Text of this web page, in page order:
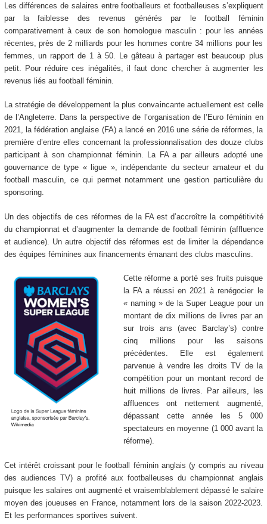
Les différences de salaires entre footballeurs et footballeuses s’expliquent
par la faiblesse des revenus générés par le football féminin
comparativement à ceux de son homologue masculin : pour les années
récentes, près de 2 milliards pour les hommes contre 34 millions pour les
femmes, un rapport de 1 à 50. Le gâteau à partager est beaucoup plus
petit. Pour réduire ces inégalités, il faut donc chercher à augmenter les
revenus liés au football féminin.
La stratégie de développement la plus convaincante actuellement est celle
de l’Angleterre. Dans la perspective de l’organisation de l’Euro féminin en
2021, la fédération anglaise (FA) a lancé en 2016 une série de réformes, la
première d’entre elles concernant la professionnalisation des douze clubs
participant à son championnat féminin. La FA a par ailleurs adopté une
gouvernance de type « ligue », indépendante du secteur amateur et du
football masculin, ce qui permet notamment une gestion particulière du
sponsoring.
Un des objectifs de ces réformes de la FA est d’accroître la compétitivité
du championnat et d’augmenter la demande de football féminin (affluence
et audience). Un autre objectif des réformes est de limiter la dépendance
des équipes féminines aux financements émanant des clubs masculins.
Cette réforme a porté ses fruits puisque
la FA a réussi en 2021 à renégocier le
« naming » de la Super League pour un
montant de dix millions de livres par an
sur trois ans (avec Barclay’s) contre
cinq millions pour les saisons
précédentes. Elle est également
parvenue à vendre les droits TV de la
compétition pour un montant record de
huit millions de livres. Par ailleurs, les
affluences ont nettement augmenté,
dépassant cette année les 5 000
spectateurs en moyenne (1 000 avant la
réforme).
Cet intérêt croissant pour le football féminin anglais (y compris au niveau
des audiences TV) a profité aux footballeuses du championnat anglais
puisque les salaires ont augmenté et vraisemblablement dépassé le salaire
moyen des joueuses en France, notamment lors de la saison 2022-2023.
Et les performances sportives suivent.